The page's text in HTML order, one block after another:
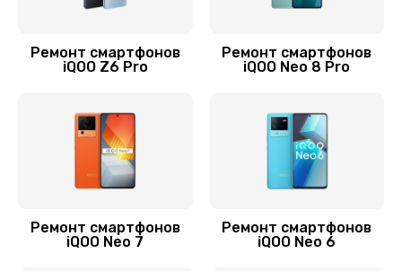
Замена USB порта
Замена корпуса
Ремонт смартфонов
iQOO Z6 Pro
Ремонт смартфонов
iQOO Neo 8 Pro
Ремонт смартфонов
iQOO Neo 7
Ремонт смартфонов
iQOO Neo 6